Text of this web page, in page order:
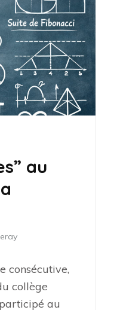
au
consécutive,
collège
au